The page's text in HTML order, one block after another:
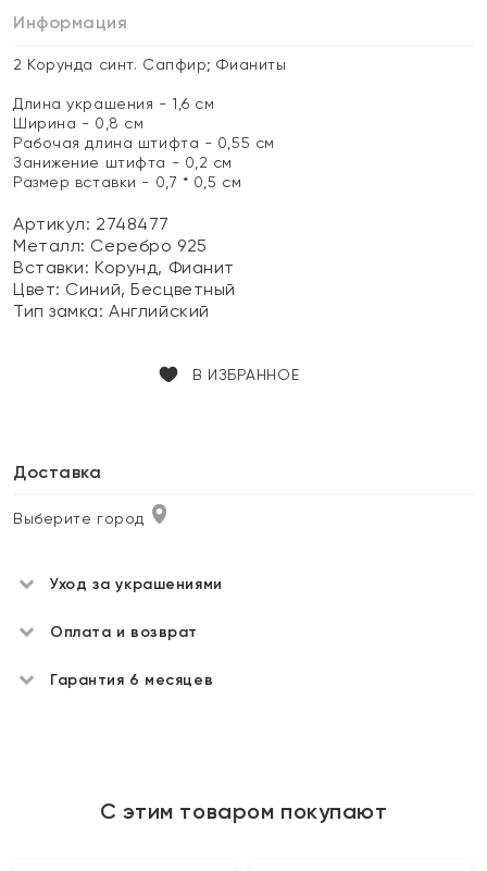
Информация
2 Корунда синт. Сапфир; Фианиты
Длина украшения - 1,6 см
Ширина - 0,8 см
Рабочая длина штифта - 0,55 см
Занижение штифта - 0,2 см
Размер вставки - 0,7 * 0,5 см
Артикул: 2748477
Металл: Серебро 925
Вставки:Корунд, Фианит
Цвет: Синий, Бесцветный
Тип замка:Английский
В ИЗБРАННОЕ
Доставка
Выберите город
Уход за украшениями
Оплата и возврат
Гарантия 6 месяцев
С этим товаром покупают